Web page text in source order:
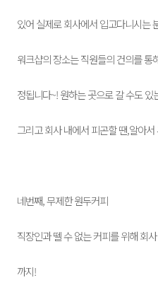
있어 실제로 회사에서 입고다니시는
워크샵의 장소는 직원들의 건의를
정됩니다~! 원하는 곳으로 갈 수도 있
그리고 회사 내에서 피곤할 땐,알아서
네번째, 무제한 원두커피
직장인과 뗄 수 없는 커피를 위해 회
까지!